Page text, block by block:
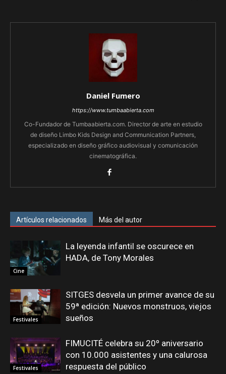
Daniel Fumero
https://www.tumbaabierta.com
Co-Fundador de Tumbaabierta.com. Director de arte en estudio
de diseño Limbo Kids Design and Communication Partners,
especializado en diseño gráfico audiovisual y comunicación
cinematográfica.
Artículos relacionados Más del autor
Cine
La leyenda infantil se oscurece en
HADA, de Tony Morales
Festivales
SITGES desvela un primer avance de su
59ª edición: Nuevos monstruos, viejos
sueños
Festivales
FIMUCITÉ celebra su 20º aniversario
con 10.000 asistentes y una calurosa
respuesta del público